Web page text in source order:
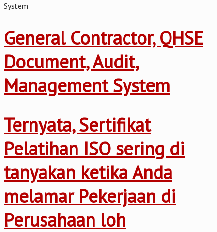
General Contractor, QHSE
Document, Audit,
Management System
Ternyata, Sertifikat
Pelatihan ISO sering di
tanyakan ketika Anda
melamar Pekerjaan di
Perusahaan loh